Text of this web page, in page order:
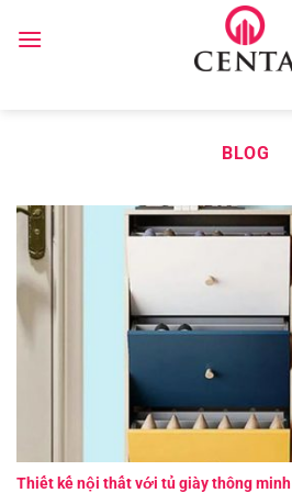
BLOG
Thiết kế nội thất với tủ giày thông minh